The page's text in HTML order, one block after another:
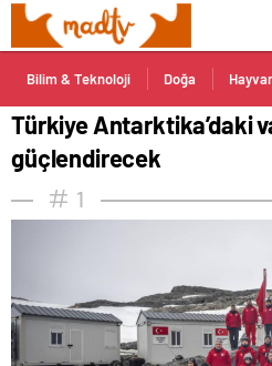
Bilim & Teknoloji Doğa
Türkiye Antarktika’daki
güçlendirecek
1